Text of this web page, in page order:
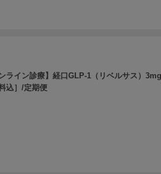
ンライン診療】経口GLP-1（リベルサス）
料込］/定期便